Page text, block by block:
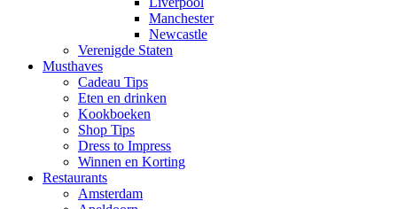
Manchester
Newcastle
Verenigde Staten
Musthaves
Cadeau Tips
Eten en drinken
Kookboeken
Shop Tips
Dress to Impress
Winnen en Korting
Restaurants
Amsterdam